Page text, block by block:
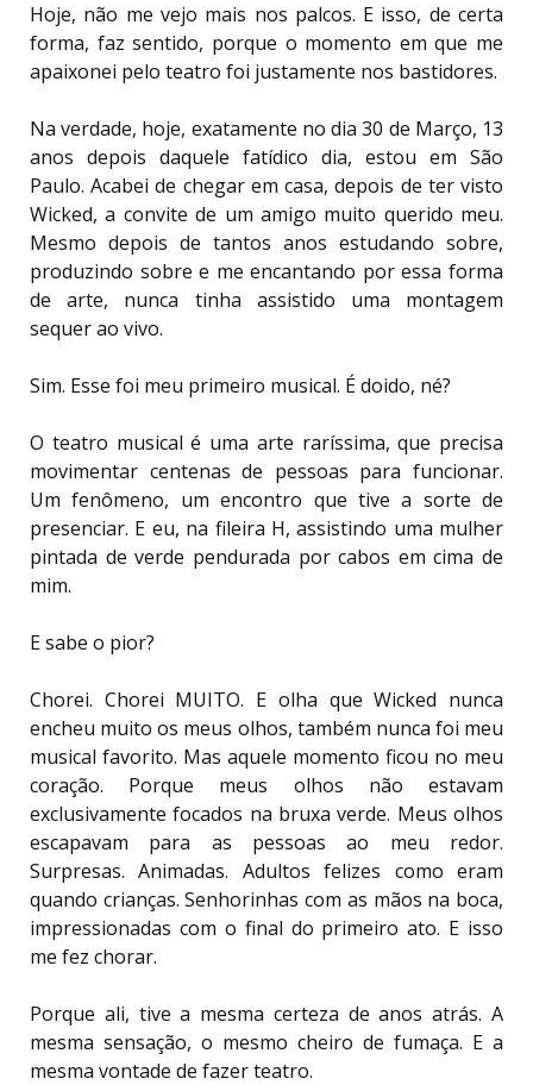
Hoje, não me vejo mais nos palcos. E isso, de certa
forma, faz sentido, porque o momento em que me
apaixonei pelo teatro foi justamente nos bastidores.
Na verdade, hoje, exatamente no dia 30 de Março, 13
anos depois daquele fatídico dia, estou em São
Paulo. Acabei de chegar em casa, depois de ter visto
Wicked, a convite de um amigo muito querido meu.
Mesmo depois de tantos anos estudando sobre,
produzindo sobre e me encantando por essa forma
de arte, nunca tinha assistido uma montagem
sequer ao vivo.
Sim. Esse foi meu primeiro musical. É doido, né?
O teatro musical é uma arte raríssima, que precisa
movimentar centenas de pessoas para funcionar.
Um fenômeno, um encontro que tive a sorte de
presenciar. E eu, na fileira H, assistindo uma mulher
pintada de verde pendurada por cabos em cima de
mim.
E sabe o pior?
Chorei. Chorei MUITO. E olha que Wicked nunca
encheu muito os meus olhos, também nunca foi meu
musical favorito. Mas aquele momento ficou no meu
coração. Porque meus olhos não estavam
exclusivamente focados na bruxa verde. Meus olhos
escapavam para as pessoas ao meu redor.
Surpresas. Animadas. Adultos felizes como eram
quando crianças. Senhorinhas com as mãos na boca,
impressionadas com o final do primeiro ato. E isso
me fez chorar.
Porque ali, tive a mesma certeza de anos atrás. A
mesma sensação, o mesmo cheiro de fumaça. E a
mesma vontade de fazer teatro.